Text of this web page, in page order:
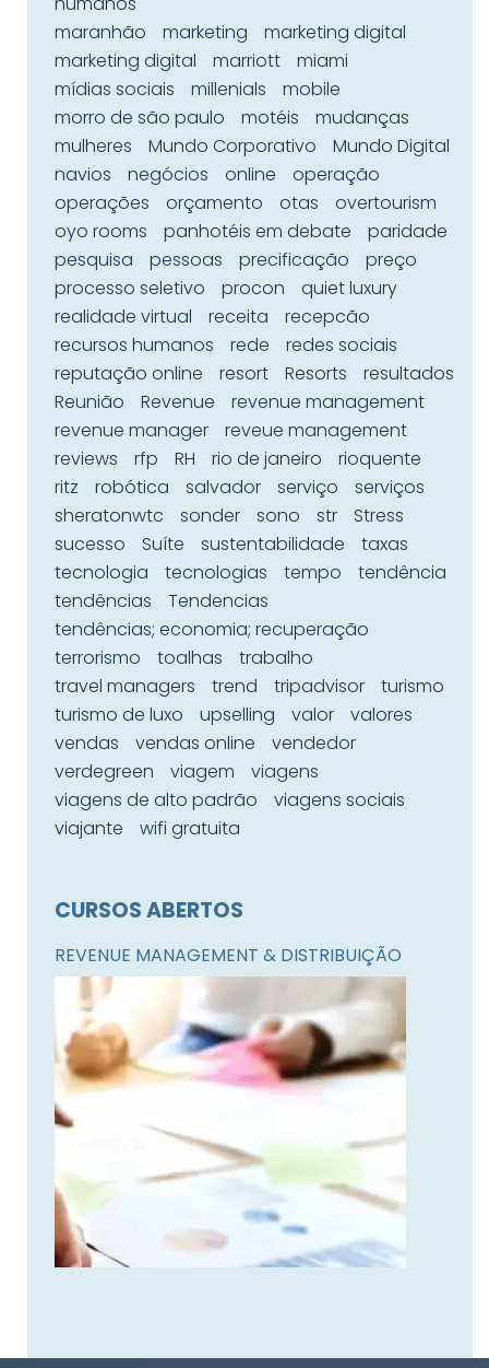
maranhão
marketing
marketing digital
marketing digital
marriott
miami
mídias sociais
millenials
mobile
morro de são paulo
motéis
mudanças
mulheres
Mundo Corporativo
Mundo Digital
navios
negócios online
operação
operações
orçamento otas
overtourism
oyo rooms
panhotéis em debate
paridade
pesquisa
pessoas precificação
preço
processo seletivo
procon
quiet luxury
realidade virtual
receita
recepcão
recursos humanos
rede
redes sociais
reputação online
resort Resorts
resultados
Reunião
Revenue
revenue management
revenue manager
reveue management
reviews
rfp RH rio de janeiro
rioquente
ritz
robótica salvador serviço
serviços
sheratonwtc
sonder sono str
Stress
sucesso
Suíte sustentabilidade
taxas
tecnologia
tecnologias tempo
tendência
tendências
Tendencias
tendências; economia; recuperação
terrorismo
toalhas
trabalho
travel managers
trend tripadvisor
turismo
turismo de luxo
upselling valor
valores
vendas
vendas online
vendedor
verdegreen
viagem
viagens
viagens de alto padrão
viagens sociais
viajante
wifi gratuita
CURSOS ABERTOS
REVENUE MANAGEMENT & DISTRIBUIÇÃO